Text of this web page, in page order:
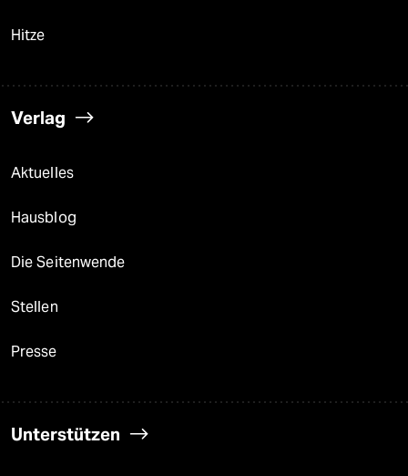
Hitze
Verlag
Aktuelles
Hausblog
Die Seitenwende
Stellen
Presse
Unterstützen